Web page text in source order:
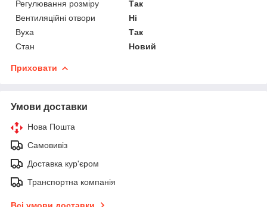
Регулювання розміру
Так
Вентиляційні отвори
Ні
Вуха
Так
Стан
Новий
Приховати
Умови доставки
Нова Пошта
Самовивіз
Доставка кур'єром
Транспортна компанія
Всі умови доставки